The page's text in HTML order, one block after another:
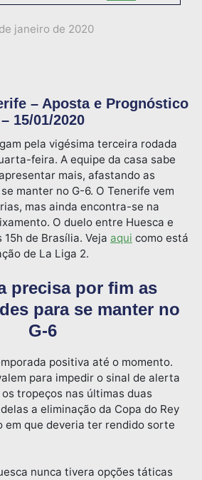
janeiro de 2020
– Aposta e Prognóstico
– 15/01/2020
pela vigésima terceira rodada
feira. A equipe da casa sabe
mais, afastando as
manter no G-6. O Tenerife vem
mas ainda encontra-se na
O duelo entre Huesca e
de Brasília. Veja aqui como está
de La Liga 2.
precisa por fim as
para se manter no
G-6
positiva até o momento.
para impedir o sinal de alerta
tropeços nas últimas duas
a eliminação da Copa do Rey
em que deveria ter rendido sorte
nunca tivera opções táticas